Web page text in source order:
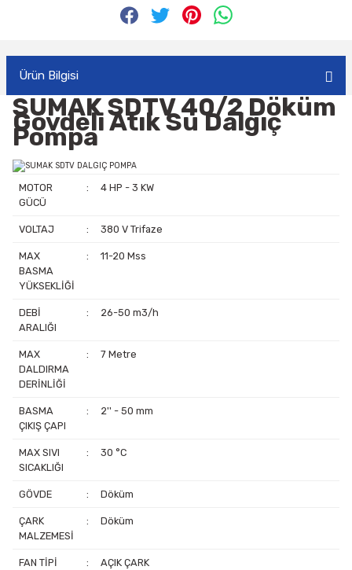
Ürün Bilgisi
SUMAK SDTV 40/2 Döküm
Gövdeli Atık Su Dalgıç
Pompa
MOTOR
GÜCÜ
: 4 HP - 3 KW
VOLTAJ : 380 V Trifaze
MAX
BASMA
YÜKSEKLİĞİ
: 11-20 Mss
DEBİ
ARALIĞI
: 26-50 m3/h
MAX
DALDIRMA
DERİNLİĞİ
: 7 Metre
BASMA
ÇIKIŞ ÇAPI
: 2'' - 50 mm
MAX SIVI
SICAKLIĞI
: 30 °C
GÖVDE : Döküm
ÇARK
MALZEMESİ
: Döküm
FAN TİPİ : AÇIK ÇARK